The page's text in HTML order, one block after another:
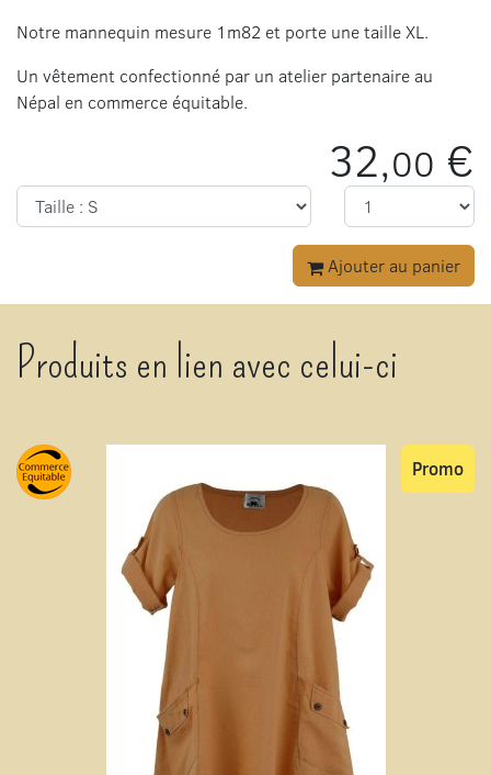
Notre mannequin mesure 1m82 et porte une taille XL.
Un vêtement confectionné par un atelier partenaire au
Népal en commerce équitable.
32,00 €
Ajouter au panier
Produits en lien avec celui-ci
Promo